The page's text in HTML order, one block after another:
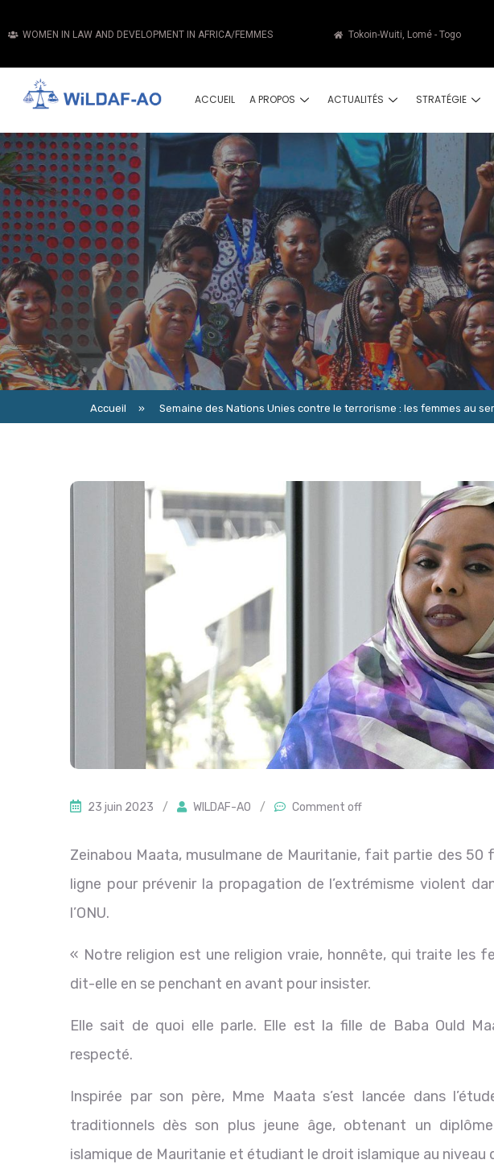
WOMEN IN LAW AND DEVELOPMENT IN AFRICA/FEMMES Tokoin-Wuiti, Lomé - Togo
ACCUEIL A PROPOS ACTUALITÉS STRATÉGIE
Accueil » Semaine des Nations Unies contre le terrorisme : les femmes au
23 juin 2023 / WILDAF-AO / Comment off
Zeinabou Maata, musulmane de Mauritanie, fait partie des 50
ligne pour prévenir la propagation de l’extrémisme violent
l’ONU.
« Notre religion est une religion vraie, honnête, qui traite les
dit-elle en se penchant en avant pour insister.
Elle sait de quoi elle parle. Elle est la fille de Baba Ould
respecté.
Inspirée par son père, Mme Maata s’est lancée dans
traditionnels dès son plus jeune âge, obtenant un
islamique de Mauritanie et étudiant le droit islamique au niveau